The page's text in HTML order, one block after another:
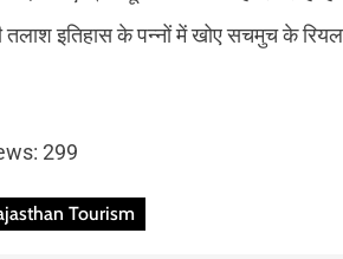
तलाश इतिहास के पन्नों में खोए सचमुच के
299
Tourism